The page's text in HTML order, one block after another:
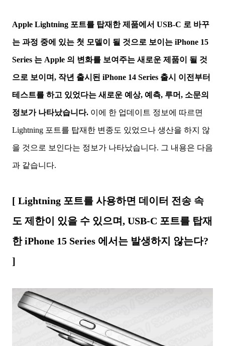
Apple Lightning 포트를 탑재한 제품에서 USB-C 로 바꾸
는 과정 중에 있는 첫 모델이 될 것으로 보이는 iPhone 15
Series 는 Apple 의 변화를 보여주는 새로운 제품이 될 것
으로 보이며, 작년 출시된 iPhone 14 Series 출시 이전부터
테스트를 하고 있었다는 새로운 예상, 예측, 루머, 소문의
정보가 나타났습니다. 이에 한 업데이트 정보에 따르면
Lightning 포트를 탑재한 변종도 있었으나 생산을 하지 않
을 것으로 보인다는 정보가 나타났습니다. 그 내용은 다음
과 같습니다.
[ Lightning 포트를 사용하면 데이터 전송 속
도 제한이 있을 수 있으며, USB-C 포트를 탑재
한 iPhone 15 Series 에서는 발생하지 않는다?
]